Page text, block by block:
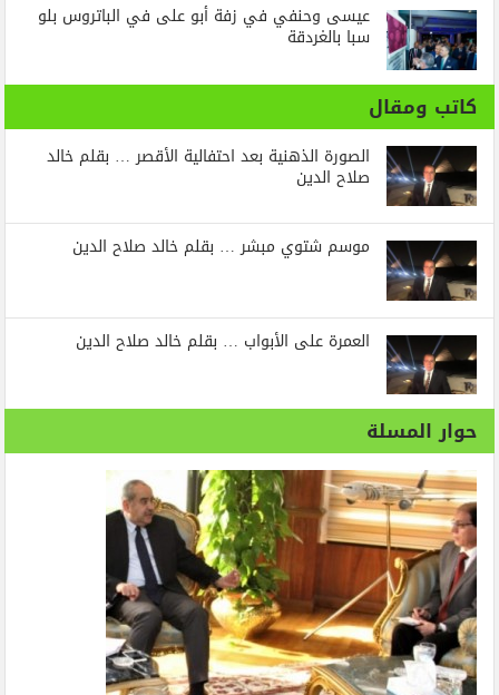
عيسى وحنفي في زفة أبو على في الباتروس بلو
سبا بالغردقة
كاتب ومقال
الصورة الذهنية بعد احتفالية الأقصر … بقلم خالد
صلاح الدين
موسم شتوي مبشر … بقلم خالد صلاح الدين
العمرة على الأبواب … بقلم خالد صلاح الدين
حوار المسلة